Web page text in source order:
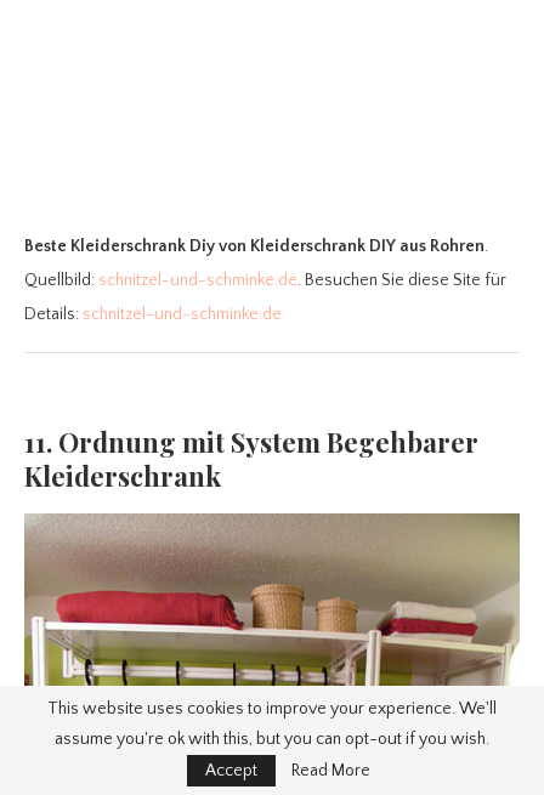
Beste Kleiderschrank Diyvon Kleiderschrank DIY aus Rohren.
Quellbild: schnitzel-und-schminke.de. Besuchen Sie diese Site für
Details: schnitzel-und-schminke.de
11. Ordnung mit System Begehbarer
Kleiderschrank
This website uses cookies to improve your experience. We'll
assume you're ok with this, but you can opt-out if you wish.
Accept
Read More